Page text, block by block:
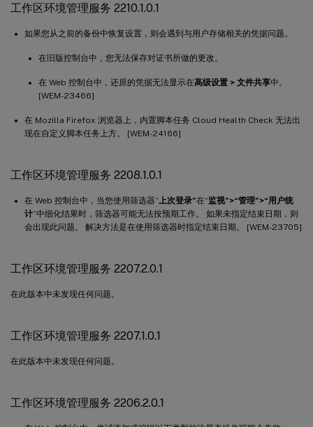
工作区环境管理服务 2210.1.0.1
如果您从之前的备份中恢复设置，则会遇到与用户存储相关的凭据问题。
在旧版控制台中，您无法保存对证书所做的更改。
在 Web 控制台中，还原的凭据无法显示在高级设置 > 文件共享中。
[WEM-23466]
在 Mozilla Firefox 浏览器上，内置脚本任务 Cloud Health Check 无法出
现在自定义脚本任务上方。 [WEM-24166]
工作区环境管理服务 2208.1.0.1
在 Web 控制台中，当您使用筛选器“ 上次登录”在“监视”>“管理”>“用户统
计”中细化结果时，筛选器可能无法按预期工作。 如果未指定结束日期，则
会出现此问题。 解决方法是在使用筛选器时指定结束日期。 [WEM-23705]
工作区环境管理服务 2207.2.0.1
在此版本中未发现任何问题。
工作区环境管理服务 2207.1.0.1
在此版本中未发现任何问题。
工作区环境管理服务 2206.2.0.1